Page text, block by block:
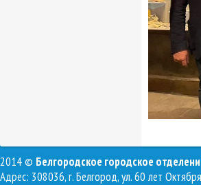
2014 © Белгородское городское
Адрес: 308036, г. Белгород, ул. 60 лет